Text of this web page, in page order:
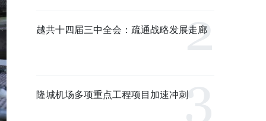
越共十四届三中全会：疏通战略发展走廊
隆城机场多项重点工程项目加速冲刺